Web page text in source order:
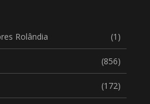
Rolândia (1)
(856)
(172)